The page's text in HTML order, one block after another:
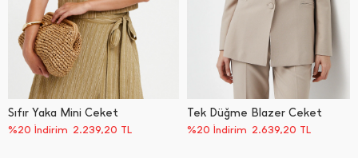
Sıfır Yaka Mini Ceket
%20 İndirim 2.239,20 TL
Tek Düğme Blazer Ceket
%20 İndirim 2.639,20 TL